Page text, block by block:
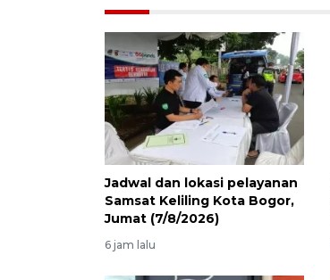
Jadwal dan lokasi pelayanan
Samsat Keliling Kota Bogor,
Jumat (7/8/2026)
6 jam lalu